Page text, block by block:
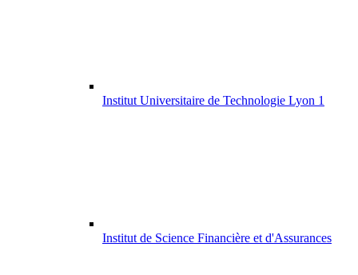
Institut Universitaire de Technologie Lyon 1
Institut de Science Financière et d'Assurances